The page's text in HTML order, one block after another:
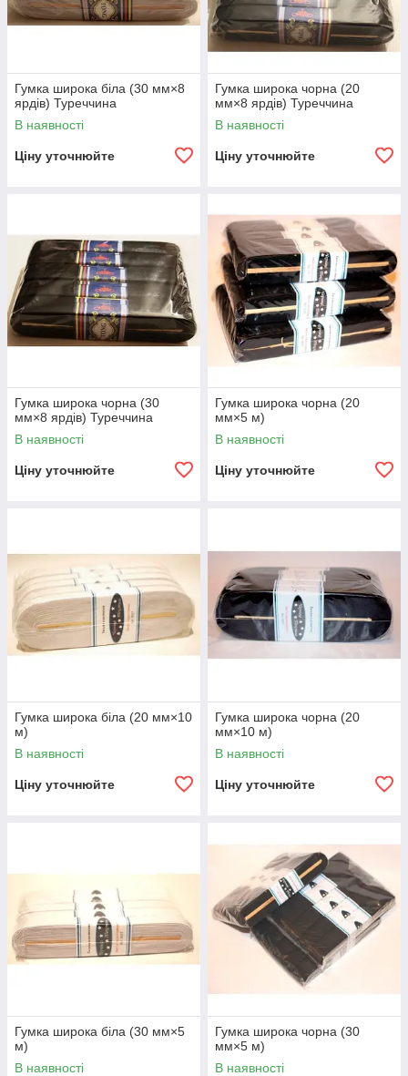
Гумка широка біла (30 мм×8
ярдів) Туреччина
В наявності
Ціну уточнюйте
Гумка широка чорна (20
мм×8 ярдів) Туреччина
В наявності
Ціну уточнюйте
Гумка широка чорна (30
мм×8 ярдів) Туреччина
В наявності
Ціну уточнюйте
Гумка широка чорна (20
мм×5 м)
В наявності
Ціну уточнюйте
Гумка широка біла (20 мм×10
м)
В наявності
Ціну уточнюйте
Гумка широка чорна (20
мм×10 м)
В наявності
Ціну уточнюйте
Гумка широка біла (30 мм×5
м)
В наявності
Гумка широка чорна (30
мм×5 м)
В наявності